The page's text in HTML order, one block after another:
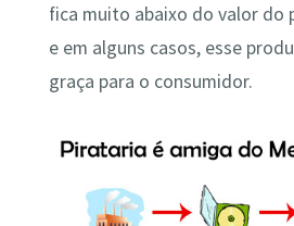
fica muito abaixo do valor do
e em alguns casos, esse
graça para o consumidor.